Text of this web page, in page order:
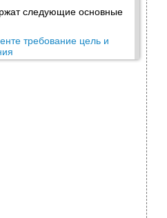
следующие основные
требование цель и